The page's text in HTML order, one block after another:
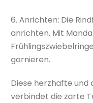
6. Anrichten: Die
anrichten. Mit
garnieren.
Diese herzhafte
verbindet die zarte